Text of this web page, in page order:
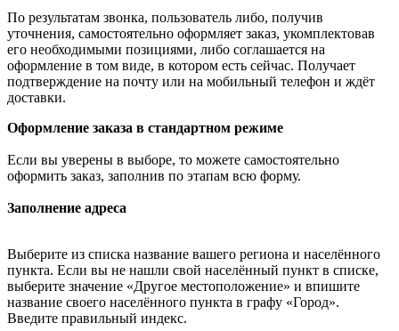
По результатам звонка, пользователь либо, получив
уточнения, самостоятельно оформляет заказ, укомплектовав
его необходимыми позициями, либо соглашается на
оформление в том виде, в котором есть сейчас. Получает
подтверждение на почту или на мобильный телефон и ждёт
доставки.
Оформление заказа в стандартном режиме
Если вы уверены в выборе, то можете самостоятельно
оформить заказ, заполнив по этапам всю форму.
Заполнение адреса
Выберите из списка название вашего региона и населённого
пункта. Если вы не нашли свой населённый пункт в списке,
выберите значение «Другое местоположение» и впишите
название своего населённого пункта в графу «Город».
Введите правильный индекс.